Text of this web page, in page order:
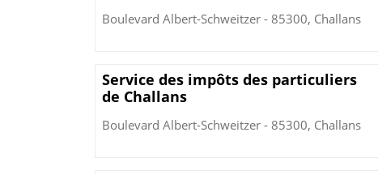
Boulevard Albert-Schweitzer - 85300, Challans
Service des impôts des particuliers
de Challans
Boulevard Albert-Schweitzer - 85300, Challans